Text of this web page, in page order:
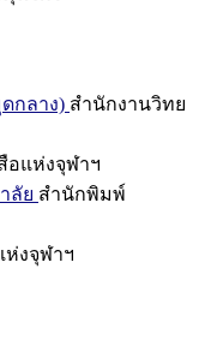
กลาง) สำนักงานวิทย
อแห่งจุฬาฯ
ลัย สำนักพิมพ์
งจุฬาฯ